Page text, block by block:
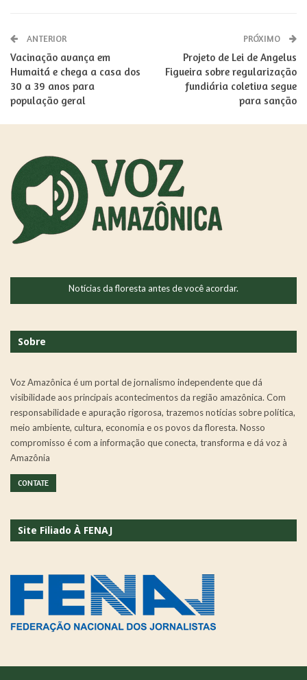
ANTERIOR
Vacinação avança em
Humaitá e chega a casa dos
30 a 39 anos para
população geral
PRÓXIMO
Projeto de Lei de Angelus
Figueira sobre regularização
fundiária coletiva segue
para sanção
Notícias da floresta antes de você acordar.
Sobre
Voz Amazônica é um portal de jornalismo independente que dá
visibilidade aos principais acontecimentos da região amazônica. Com
responsabilidade e apuração rigorosa, trazemos notícias sobre política,
meio ambiente, cultura, economia e os povos da floresta. Nosso
compromisso é com a informação que conecta, transforma e dá voz à
Amazônia
CONTATE
Site Filiado À FENAJ